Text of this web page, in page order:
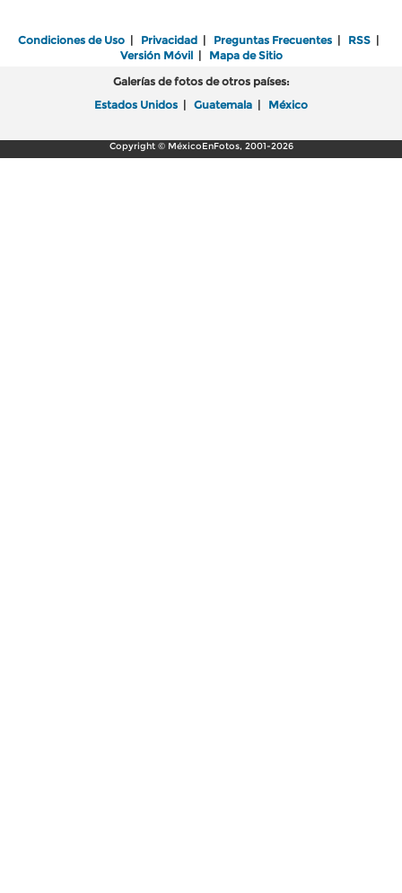
Condiciones de Uso | Privacidad | Preguntas Frecuentes | RSS |
Versión Móvil| Mapa de Sitio
Galerías de fotos de otros países:
Estados Unidos | Guatemala | México
Copyright © MéxicoEnFotos, 2001-2026